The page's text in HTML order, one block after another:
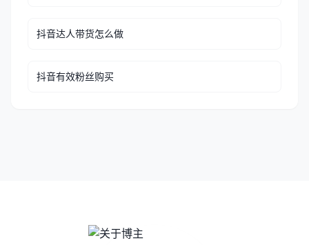
抖音达人带货怎么做
抖音有效粉丝购买